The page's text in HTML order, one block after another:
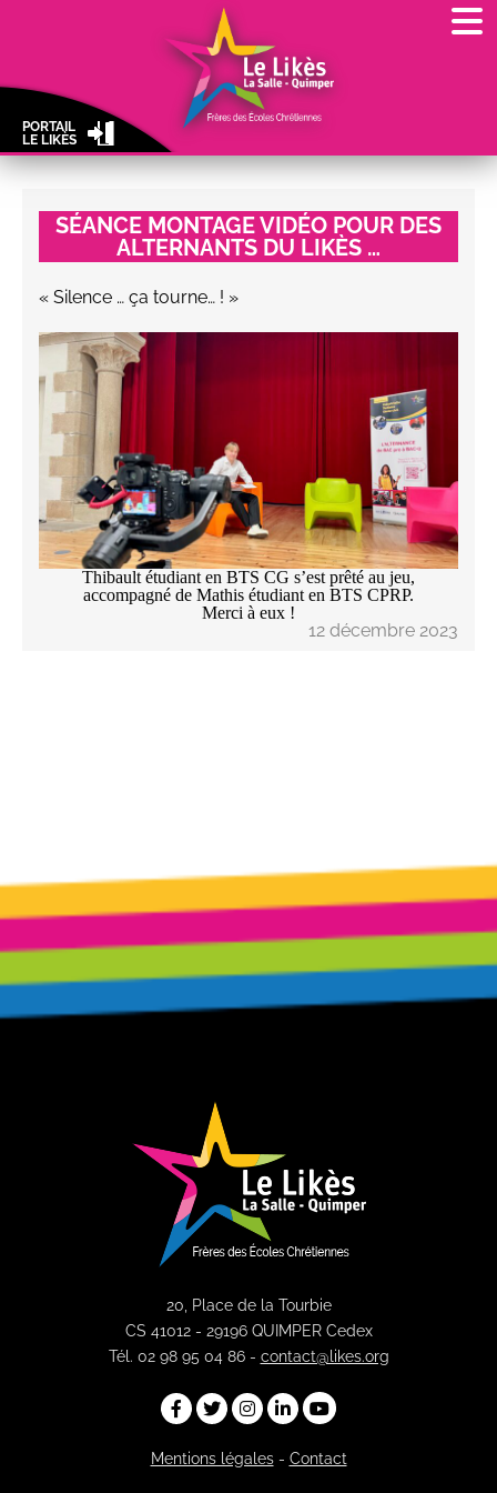
PORTAIL
LE LIKÈS
SÉANCE MONTAGE VIDÉO POUR DES
ALTERNANTS DU LIKÈS …
« Silence … ça tourne… ! »
Thibault étudiant en BTS CG s’est prêté au jeu,
accompagné de Mathis étudiant en BTS CPRP.
Merci à eux !
12 décembre 2023
20, Place de la Tourbie
CS 41012 - 29196 QUIMPER Cedex
Tél. 02 98 95 04 86 - contact@likes.org
Mentions légales- Contact